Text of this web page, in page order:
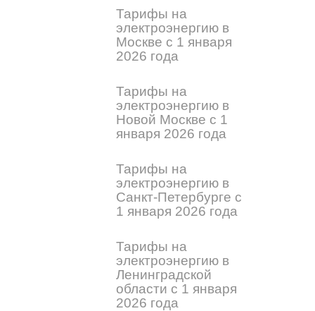
Тарифы на
электроэнергию в
Москве с 1 января
2026 года
Тарифы на
электроэнергию в
Новой Москве с 1
января 2026 года
Тарифы на
электроэнергию в
Санкт-Петербурге с
1 января 2026 года
Тарифы на
электроэнергию в
Ленинградской
области с 1 января
2026 года